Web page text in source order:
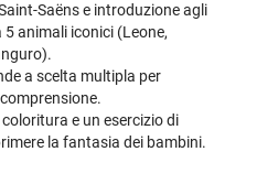
Saëns e introduzione agli
animali iconici (Leone,
a scelta multipla per
coloritura e un esercizio di
la fantasia dei bambini.